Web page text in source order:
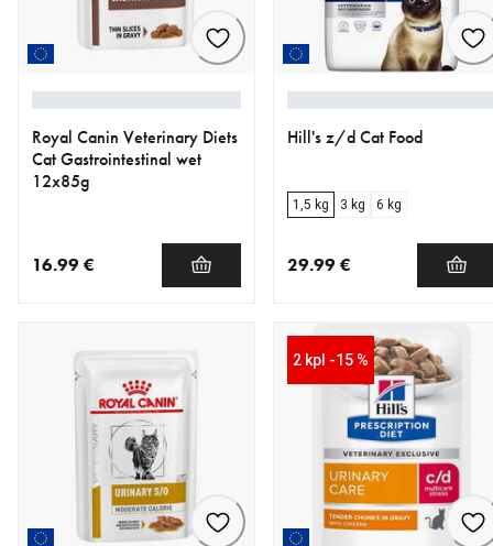
Royal Canin Veterinary Diets
Cat Gastrointestinal wet
12x85g
16.99 €
Hill's z/d Cat Food
1,5 kg 3 kg 6 kg
29.99 €
2 kpl -15 %